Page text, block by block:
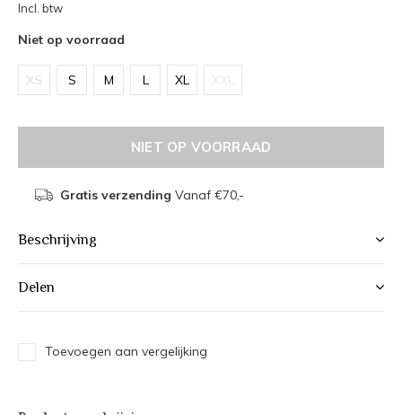
Incl. btw
Niet op voorraad
XS S M L XL XXL
NIET OP VOORRAAD
Gratis verzending Vanaf €70,-
Beschrijving
Delen
Toevoegen aan vergelijking